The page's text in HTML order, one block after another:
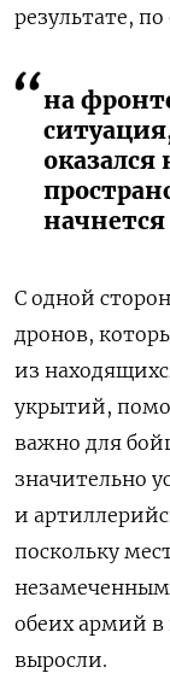
результате,
на
начнется
С одной
дронов,
из
укрытий,
важно для
значительно
и
поскольку
обеих армий в
выросли.